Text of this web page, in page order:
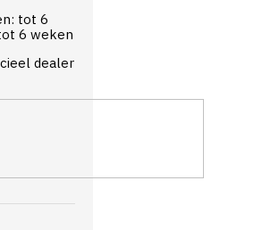
tot 6
6 weken
dealer